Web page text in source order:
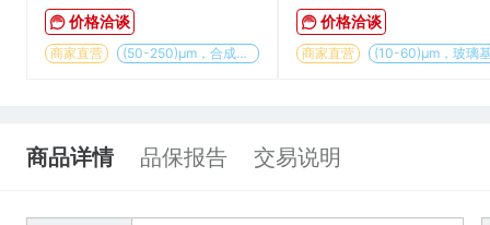
价格洽谈
商家直营 (50-250)µm，合成基材
价格洽谈
商家直营 (10-60)µm，玻璃
商品详情 品保报告 交易说明